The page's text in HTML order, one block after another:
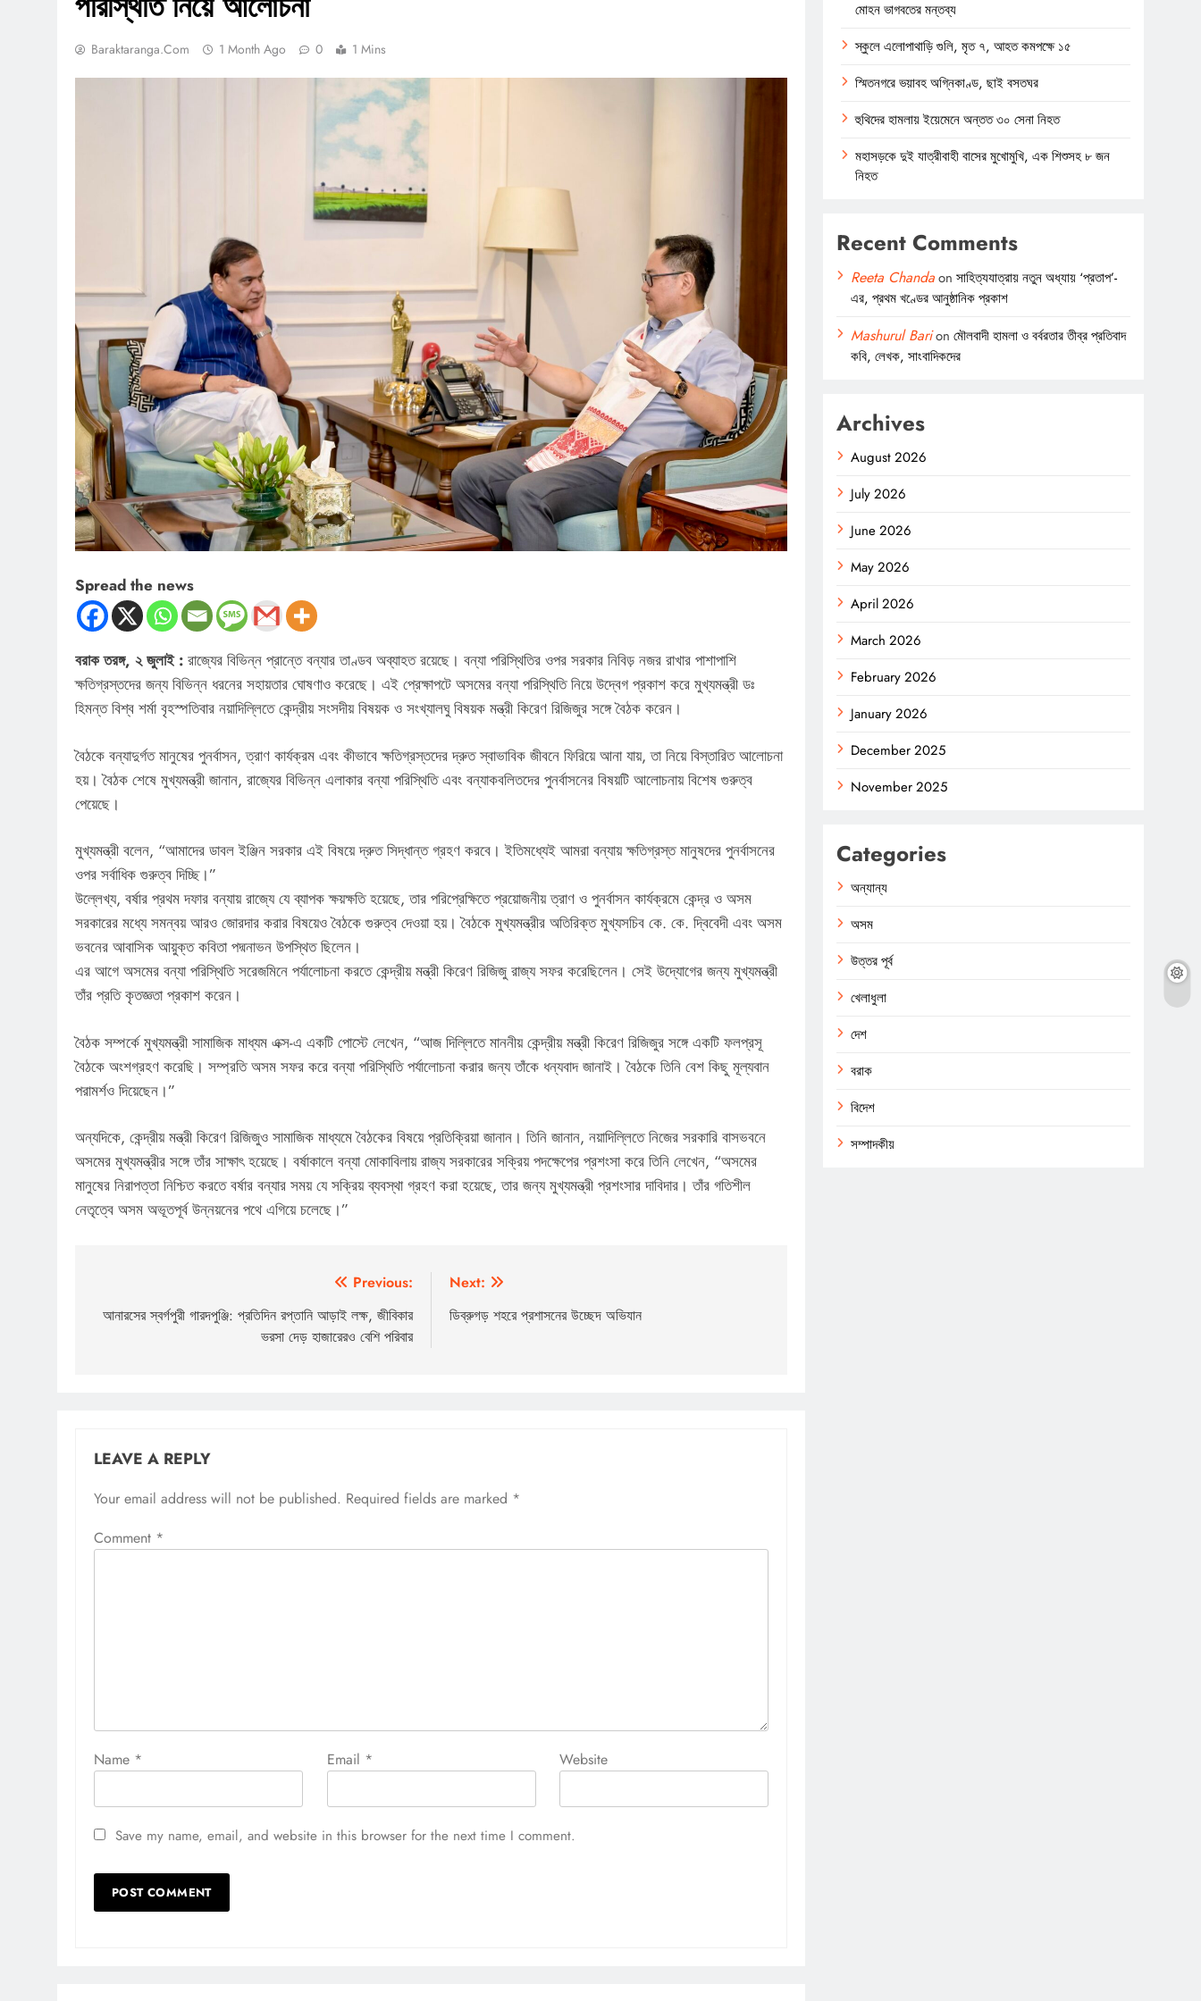
Baraktaranga.com 1 Month Ago 0 1 Mins
Spread the news
বরাক তরঙ্গ, ২ জুলাই : রাজ্যের বিভিন্ন প্রান্তে বন্যার তাণ্ডব অব্যাহত রয়েছে। বন্যা পরিস্থিতির ওপর সরকার নিবিড় নজর রাখার পাশাপাশি
ক্ষতিগ্রস্তদের জন্য বিভিন্ন ধরনের সহায়তার ঘোষণাও করেছে। এই প্রেক্ষাপটে অসমের বন্যা পরিস্থিতি নিয়ে উদ্বেগ প্রকাশ করে মুখ্যমন্ত্রী ডঃ
হিমন্ত বিশ্ব শর্মা বৃহস্পতিবার নয়াদিল্লিতে কেন্দ্রীয় সংসদীয় বিষয়ক ও সংখ্যালঘু বিষয়ক মন্ত্রী কিরেণ রিজিজুর সঙ্গে বৈঠক করেন।
বৈঠকে বন্যাদুর্গত মানুষের পুনর্বাসন, ত্রাণ কার্যক্রম এবং কীভাবে ক্ষতিগ্রস্তদের দ্রুত স্বাভাবিক জীবনে ফিরিয়ে আনা যায়, তা নিয়ে বিস্তারিত আলোচনা
হয়। বৈঠক শেষে মুখ্যমন্ত্রী জানান, রাজ্যের বিভিন্ন এলাকার বন্যা পরিস্থিতি এবং বন্যাকবলিতদের পুনর্বাসনের বিষয়টি আলোচনায় বিশেষ গুরুত্ব
পেয়েছে।
মুখ্যমন্ত্রী বলেন, “আমাদের ডাবল ইঞ্জিন সরকার এই বিষয়ে দ্রুত সিদ্ধান্ত গ্রহণ করবে। ইতিমধ্যেই আমরা বন্যায় ক্ষতিগ্রস্ত মানুষদের পুনর্বাসনের
ওপর সর্বাধিক গুরুত্ব দিচ্ছি।”
উল্লেখ্য, বর্ষার প্রথম দফার বন্যায় রাজ্যে যে ব্যাপক ক্ষয়ক্ষতি হয়েছে, তার পরিপ্রেক্ষিতে প্রয়োজনীয় ত্রাণ ও পুনর্বাসন কার্যক্রমে কেন্দ্র ও অসম
সরকারের মধ্যে সমন্বয় আরও জোরদার করার বিষয়েও বৈঠকে গুরুত্ব দেওয়া হয়। বৈঠকে মুখ্যমন্ত্রীর অতিরিক্ত মুখ্যসচিব কে. কে. দ্বিবেদী এবং অসম
ভবনের আবাসিক আয়ুক্ত কবিতা পদ্মনাভন উপস্থিত ছিলেন।
এর আগে অসমের বন্যা পরিস্থিতি সরেজমিনে পর্যালোচনা করতে কেন্দ্রীয় মন্ত্রী কিরেণ রিজিজু রাজ্য সফর করেছিলেন। সেই উদ্যোগের জন্য মুখ্যমন্ত্রী
তাঁর প্রতি কৃতজ্ঞতা প্রকাশ করেন।
বৈঠক সম্পর্কে মুখ্যমন্ত্রী সামাজিক মাধ্যম এক্স-এ একটি পোস্টে লেখেন, “আজ দিল্লিতে মাননীয় কেন্দ্রীয় মন্ত্রী কিরেণ রিজিজুর সঙ্গে একটি ফলপ্রসূ
বৈঠকে অংশগ্রহণ করেছি। সম্প্রতি অসম সফর করে বন্যা পরিস্থিতি পর্যালোচনা করার জন্য তাঁকে ধন্যবাদ জানাই। বৈঠকে তিনি বেশ কিছু মূল্যবান
পরামর্শও দিয়েছেন।”
অন্যদিকে, কেন্দ্রীয় মন্ত্রী কিরেণ রিজিজুও সামাজিক মাধ্যমে বৈঠকের বিষয়ে প্রতিক্রিয়া জানান। তিনি জানান, নয়াদিল্লিতে নিজের সরকারি বাসভবনে
অসমের মুখ্যমন্ত্রীর সঙ্গে তাঁর সাক্ষাৎ হয়েছে। বর্ষাকালে বন্যা মোকাবিলায় রাজ্য সরকারের সক্রিয় পদক্ষেপের প্রশংসা করে তিনি লেখেন, “অসমের
মানুষের নিরাপত্তা নিশ্চিত করতে বর্ষার বন্যার সময় যে সক্রিয় ব্যবস্থা গ্রহণ করা হয়েছে, তার জন্য মুখ্যমন্ত্রী প্রশংসার দাবিদার। তাঁর গতিশীল
নেতৃত্বে অসম অভূতপূর্ব উন্নয়নের পথে এগিয়ে চলেছে।”
navigation
Previous:
আনারসের স্বর্গপুরী গারদপুঞ্জি: প্রতিদিন রপ্তানি আড়াই লক্ষ, জীবিকার
ভরসা দেড় হাজারেরও বেশি পরিবার
Next:
ডিব্রুগড় শহরে প্রশাসনের উচ্ছেদ অভিযান
LEAVE A REPLY
Your email address will not be published. Required fields are marked *
Comment *
Name * Email * Website
Save my name, email, and website in this browser for the next time I comment.
মোহন ভাগবতের মন্তব্য
স্কুলে এলোপাথাড়ি গুলি, মৃত ৭, আহত কমপক্ষে ১৫
স্মিতনগরে ভয়াবহ অগ্নিকাণ্ড, ছাই বসতঘর
হুথিদের হামলায় ইয়েমেনে অন্তত ৩০ সেনা নিহত
মহাসড়কে দুই যাত্রীবাহী বাসের মুখোমুখি, এক শিশুসহ ৮ জন
নিহত
Recent Comments
Reeta Chandaonসাহিত্যযাত্রায় নতুন অধ্যায় ‘প্রতাপ’-
এর, প্রথম খণ্ডের আনুষ্ঠানিক প্রকাশ
Mashurul Barionমৌলবাদী হামলা ও বর্বরতার তীব্র প্রতিবাদ
কবি, লেখক, সাংবাদিকদের
Archives
August 2026
July 2026
June 2026
May 2026
April 2026
March 2026
February 2026
January 2026
December 2025
November 2025
Categories
অন্যান্য
অসম
উত্তর পূর্ব
খেলাধুলা
দেশ
বরাক
বিদেশ
সম্পাদকীয়